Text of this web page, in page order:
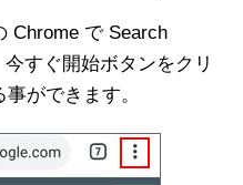
Chrome で Search
すぐ開始ボタンをクリ
ができます。